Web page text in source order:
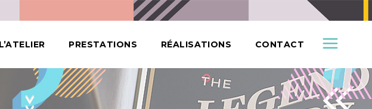
L’ATELIER PRESTATIONS RÉALISATIONS CONTACT